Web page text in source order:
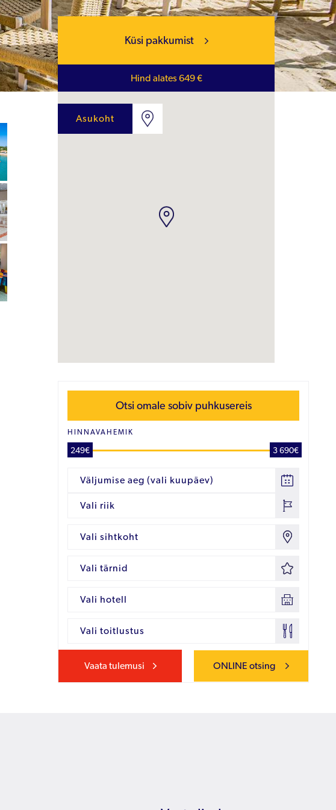
Küsi pakkumist
Hind alates 649 €
Asukoht
Otsi omale sobiv puhkusereis
HINNAVAHEMIK
249€ 3 690€
Väljumise aeg (vali kuupäev)
Vali riik
Vali sihtkoht
Vali tärnid
Vali hotell
Vali toitlustus
Vaata tulemusi ONLINE otsing